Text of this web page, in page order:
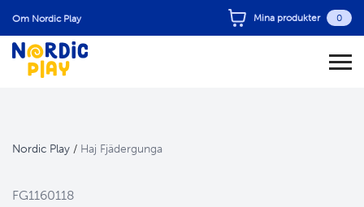
Om Nordic Play Mina produkter 0
Nordic Play / Haj Fjädergunga
FG1160118